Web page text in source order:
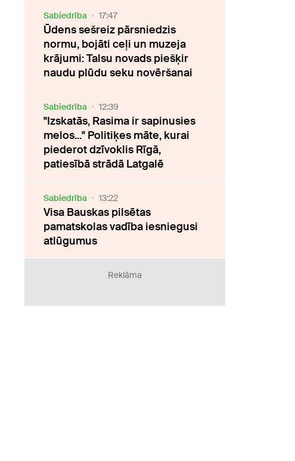
Sabiedrība 17:47
Ūdens sešreiz pārsniedzis
normu, bojāti ceļi un muzeja
krājumi: Talsu novads piešķir
naudu plūdu seku novēršanai
Sabiedrība 12:39
"Izskatās, Rasima ir sapinusies
melos..." Politiķes māte, kurai
piederot dzīvoklis Rīgā,
patiesībā strādā Latgalē
Sabiedrība 13:22
Visa Bauskas pilsētas
pamatskolas vadība iesniegusi
atlūgumus
Reklāma